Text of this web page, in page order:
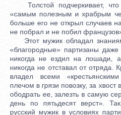
Толстой подчеркивает, что
«самым полезным и храбрым
больше его не открыл случаев
не побрал и не побил
Этот мужик обладал
«благородные» партизаны
никогда не ездил на лошади,
никогда не отставал от отряда.
владел всеми
плечом в грязи повозку, за
ободрать ее, залезть в самую
день по пятьдесят верст».
русский мужик в условиях